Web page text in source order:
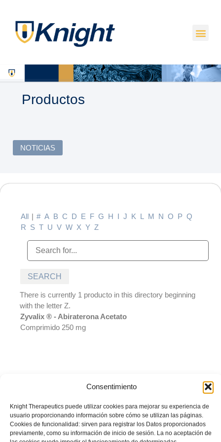
Consentimiento
Knight Therapeutics puede utilizar cookies para mejorar su experiencia de
usuario proporcionando información sobre cómo se utilizan las páginas.
Cookies de funcionalidad: sirven para registrar los Datos proporcionados
previamente, como su información de inicio de sesión. La no aceptación de
Productos
NOTICIAS
All | # A B C D E F G H I J K L M N O P Q
R S T U V W X Y Z
There is currently 1 producto in this directory beginning
with the letter Z.
Zyvalix ® - Abiraterona Acetato
Comprimido 250 mg
© BIOTOSCANA FARMA DE PERÚ S.A.C. Todos los derechos
del titular.La información presentada es desarrollada con un
propósito informativo y no debe ser utilizada para realizar
diagnósticos o definir el tratamiento para alguna condición médica.
Recuerde siempre consultar sus inquietudes con su médico tratante.